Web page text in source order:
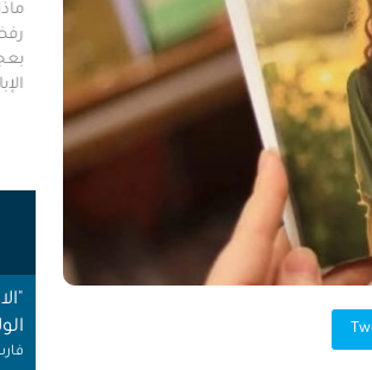
أن يكون مخططًا إستراتيجيًا
عملٍ للهيئات العامة، ولكن من حقه
الاستراتيجيات عن تفاصيلها،
حدوث السيناريوهات الأسوأ؟